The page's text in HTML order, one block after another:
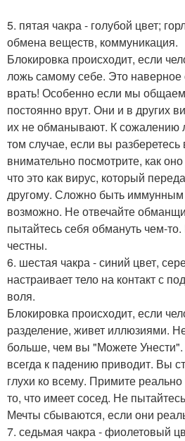
5. пятая чакра - голубой цвет;
обмена веществ, коммуникация.
Блокировка происходит, если
ложь самому себе. Это
врать! Особенно если мы
постоянно врут. Они и в других
их не обманывают. К сожалению
том случае, если вы разберетесь
внимательно посмотрите, как
что это как вирус, который
другому. Сложно быть иммунным
возможно. Не отвечайте
пытайтесь себя обмануть чем-
честны.
6. шестая чакра - синий цвет,
настраивает тело на контакт с
воля.
Блокировка происходит, если
разделение, живет иллюзиями.
больше, чем вы "Можете
всегда к падению приводит. Вы
глухи ко всему. Примите реально
то, что имеет сосед. Не
Мечты сбываются, если они
7. седьмая чакра - фиолетовый